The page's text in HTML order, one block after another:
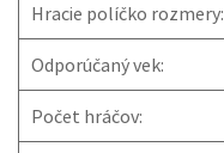
Hracie políčko rozmery:
Odporúčaný vek:
Počet hráčov: